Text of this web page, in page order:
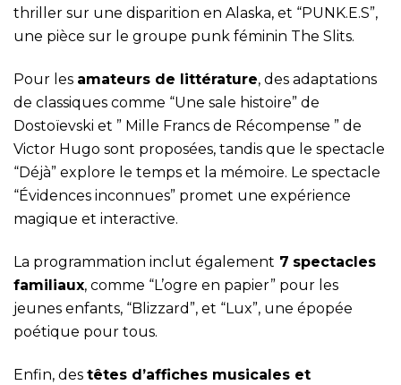
thriller sur une disparition en Alaska, et “PUNK.E.S”,
une pièce sur le groupe punk féminin The Slits.
Pour les amateurs de littérature, des adaptations
de classiques comme “Une sale histoire” de
Dostoïevski et ” Mille Francs de Récompense ” de
Victor Hugo sont proposées, tandis que le spectacle
“Déjà” explore le temps et la mémoire. Le spectacle
“Évidences inconnues” promet une expérience
magique et interactive.
La programmation inclut également 7 spectacles
familiaux, comme “L’ogre en papier” pour les
jeunes enfants, “Blizzard”, et “Lux”, une épopée
poétique pour tous.
Enfin, des têtes d’affiches musicales et